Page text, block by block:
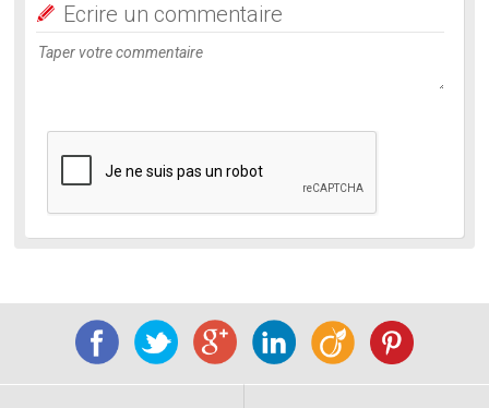
Ecrire un commentaire